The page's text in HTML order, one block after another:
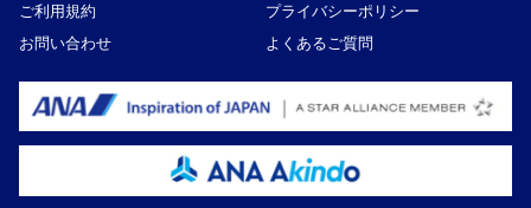
ご利用規約
プライバシーポリシー
お問い合わせ
よくあるご質問